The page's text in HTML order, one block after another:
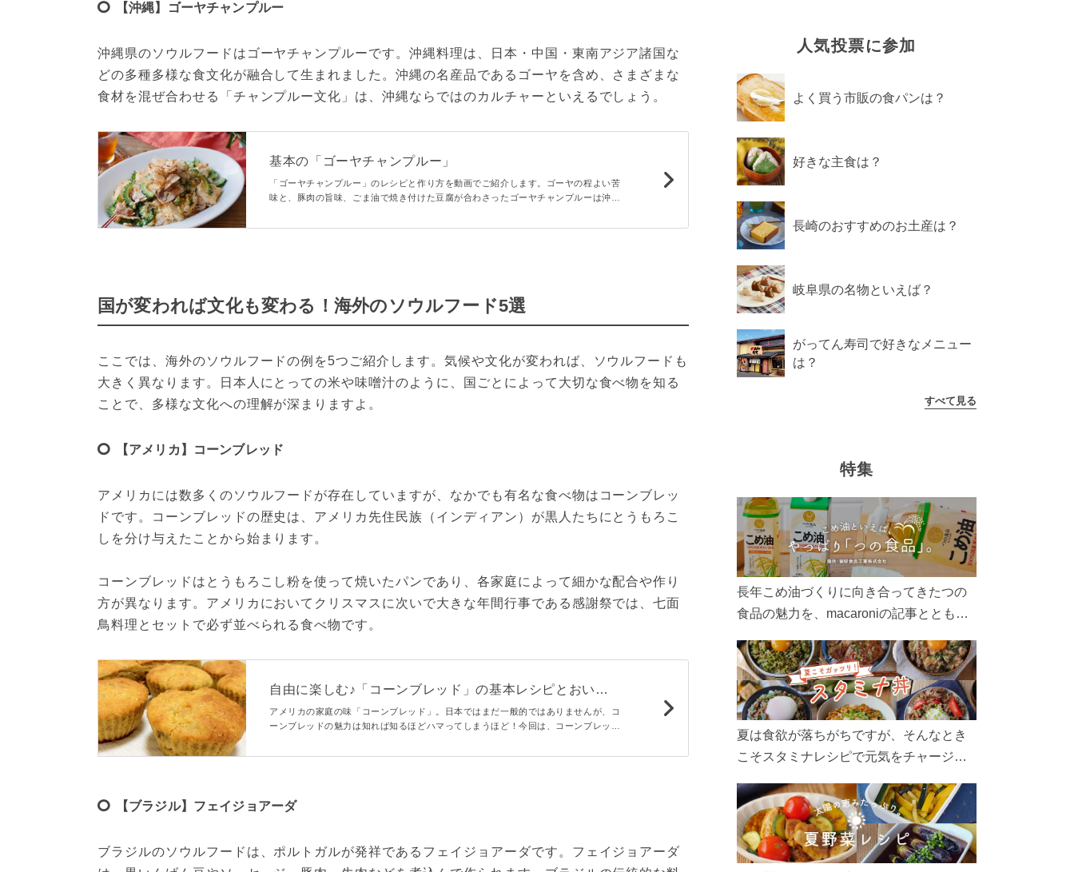
【沖縄】ゴーヤチャンプルー
沖縄県のソウルフードはゴーヤチャンプルーです。沖縄料理は、日本・中国・東南アジア諸国な
どの多種多様な食文化が融合して生まれました。沖縄の名産品であるゴーヤを含め、さまざまな
食材を混ぜ合わせる「チャンプルー文化」は、沖縄ならではのカルチャーといえるでしょう。
基本の「ゴーヤチャンプルー」
「ゴーヤチャンプルー」のレシピと作り方を動画でご紹介します。ゴーヤの程よい苦
味と、豚肉の旨味、ごま油で焼き付けた豆腐が合わさったゴーヤチャンプルーは沖縄
国が変われば文化も変わる！海外のソウルフード5選
ここでは、海外のソウルフードの例を5つご紹介します。気候や文化が変われば、ソウルフードも
大きく異なります。日本人にとっての米や味噌汁のように、国ごとによって大切な食べ物を知る
ことで、多様な文化への理解が深まりますよ。
【アメリカ】コーンブレッド
アメリカには数多くのソウルフードが存在していますが、なかでも有名な食べ物はコーンブレッ
ドです。コーンブレッドの歴史は、アメリカ先住民族（インディアン）が黒人たちにとうもろこ
しを分け与えたことから始まります。
コーンブレッドはとうもろこし粉を使って焼いたパンであり、各家庭によって細かな配合や作り
方が異なります。アメリカにおいてクリスマスに次いで大きな年間行事である感謝祭では、七面
鳥料理とセットで必ず並べられる食べ物です。
自由に楽しむ♪「コーンブレッド」の基本レシピとおいし
い食べ方
アメリカの家庭の味「コーンブレッド」。日本ではまだ一般的ではありませんが、コ
ーンブレッドの魅力は知れば知るほどハマってしまうほど！今回は、コーンブレッド
できますよ！
【ブラジル】フェイジョアーダ
ブラジルのソウルフードは、ポルトガルが発祥であるフェイジョアーダです。フェイジョアーダ
人気投票に参加
よく買う市販の食パンは？
好きな主食は？
長崎のおすすめのお土産は？
岐阜県の名物といえば？
がってん寿司で好きなメニュー
は？
すべて見る
特集
長年こめ油づくりに向き合ってきたつの
食品の魅力を、macaroniの記事とともに
ん、製造現場や品質へのこだわりまで。
こめ油をもっと好きになるコンテンツを
ぜひお楽しみください。
夏は食欲が落ちがちですが、そんなとき
こそスタミナレシピで元気をチャージ！
リ食べて、夏バテを吹き飛ばしましょ
う！